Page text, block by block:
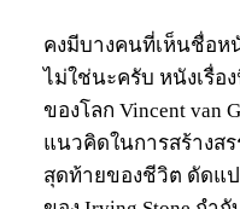
คงมีบางคนที่เห็นชื่อห
ไม่ใช่นะครับ หนังเรื่อ
ของโลก Vincent van
แนวคิดในการสร้างส
สุดท้ายของชีวิต ดัดแ